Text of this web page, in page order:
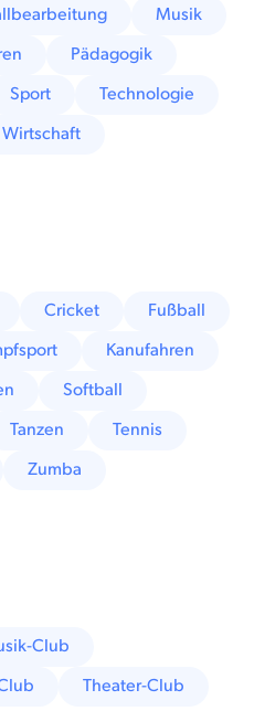
Musik
Pädagogik
Sport
Technologie
Wirtschaft
Cricket
Fußball
Kanufahren
Softball
Tanzen
Tennis
Zumba
Club
Theater-Club